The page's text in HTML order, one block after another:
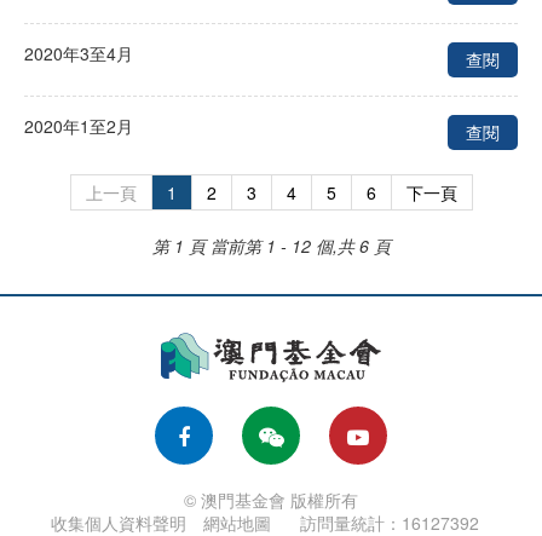
2020年3至4月 查閱
2020年1至2月 查閱
上一頁 1 2 3 4 5 6 下一頁
第 1 頁 當前第 1 - 12 個,共 6 頁
© 澳門基金會 版權所有
收集個人資料聲明
網站地圖 訪問量統計：16127392